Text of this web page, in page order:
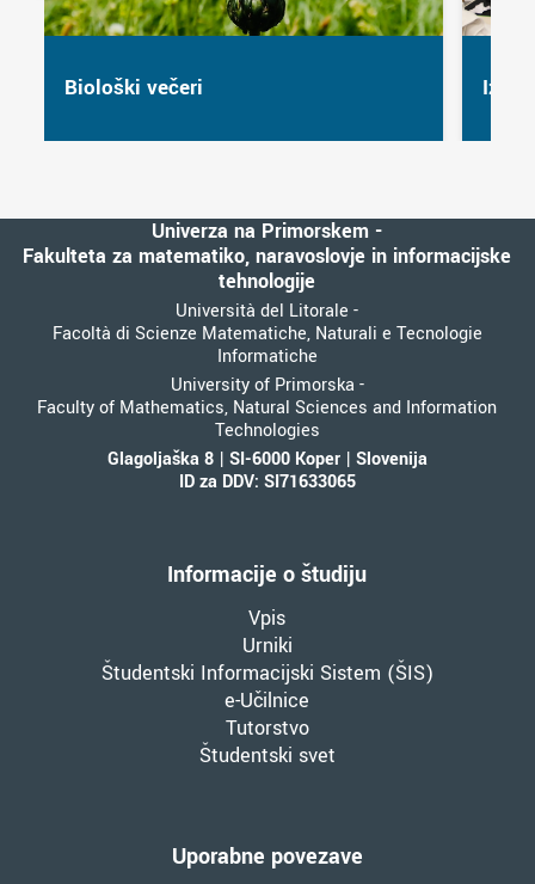
Biološki večeri Izleti
Univerza na Primorskem -
Fakulteta za matematiko, naravoslovje in informacijske
tehnologije
Università del Litorale -
Facoltà di Scienze Matematiche, Naturali e Tecnologie
Informatiche
University of Primorska -
Faculty of Mathematics, Natural Sciences and Information
Technologies
Glagoljaška 8 | SI-6000 Koper | Slovenija
ID za DDV: SI71633065
Informacije o študiju
Vpis
Urniki
Študentski Informacijski Sistem (ŠIS)
e-Učilnice
Tutorstvo
Študentski svet
Uporabne povezave